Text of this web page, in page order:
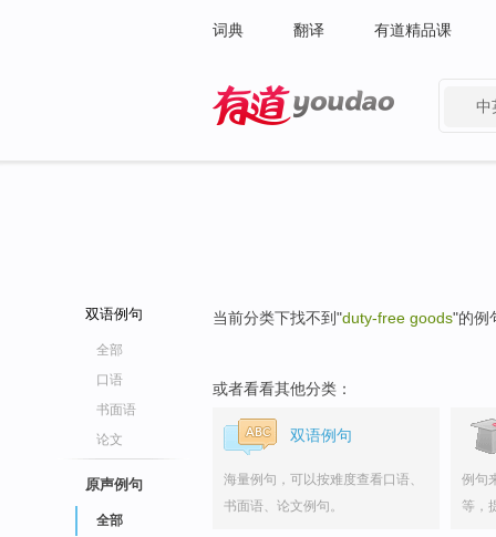
词典 翻译 有道精品课
中
双语例句
全部
口语
书面语
论文
原声例句
全部
当前分类下找不到"duty-free goods"的例
或者看看其他分类：
双语例句
海量例句，可以按难度查看口语、
书面语、论文例句。
例句
等，